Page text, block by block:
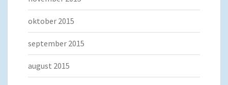
oktober 2015
september 2015
august 2015